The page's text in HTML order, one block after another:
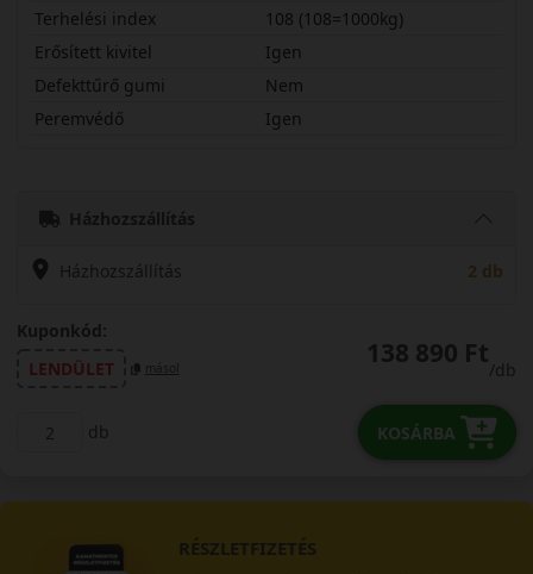
Terhelési index
108 (108=1000kg)
Erősített kivitel
Igen
Defekttűrő gumi
Nem
Peremvédő
Igen
Házhozszállítás
Házhozszállítás 2 db
Kuponkód:
LENDÜLET
másol 138 890 Ft
/db
db KOSÁRBA
RÉSZLETFIZETÉS